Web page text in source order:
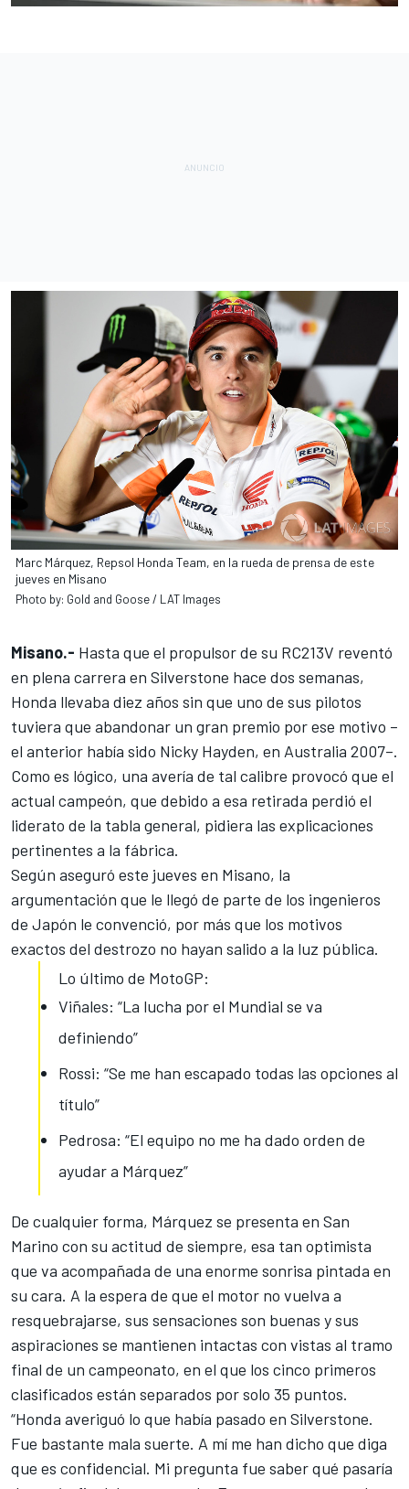
Marc Márquez, Repsol Honda Team, en la rueda de prensa de este
jueves en Misano
Photo by: Gold and Goose / LAT Images
Misano.- Hasta que el propulsor de su RC213V reventó
en plena carrera en Silverstone hace dos semanas,
Honda llevaba diez años sin que uno de sus pilotos
tuviera que abandonar un gran premio por ese motivo –
el anterior había sido Nicky Hayden, en Australia 2007–.
Como es lógico, una avería de tal calibre provocó que el
actual campeón, que debido a esa retirada perdió el
liderato de la tabla general, pidiera las explicaciones
pertinentes a la fábrica.
Según aseguró este jueves en Misano, la
argumentación que le llegó de parte de los ingenieros
de Japón le convenció, por más que los motivos
exactos del destrozo no hayan salido a la luz pública.
Lo último de MotoGP:
Viñales: “La lucha por el Mundial se va
definiendo”
Rossi: “Se me han escapado todas las opciones al
título”
Pedrosa: “El equipo no me ha dado orden de
ayudar a Márquez”
De cualquier forma, Márquez se presenta en San
Marino con su actitud de siempre, esa tan optimista
que va acompañada de una enorme sonrisa pintada en
su cara. A la espera de que el motor no vuelva a
resquebrajarse, sus sensaciones son buenas y sus
aspiraciones se mantienen intactas con vistas al tramo
final de un campeonato, en el que los cinco primeros
clasificados están separados por solo 35 puntos.
“Honda averiguó lo que había pasado en Silverstone.
Fue bastante mala suerte. A mí me han dicho que diga
que es confidencial. Mi pregunta fue saber qué pasaría